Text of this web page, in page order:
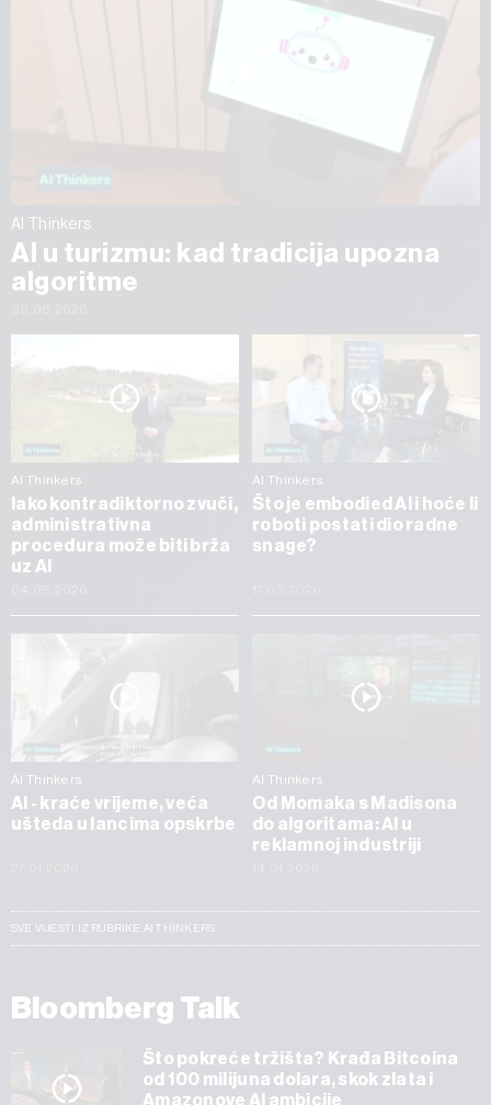
AI Thinkers
AI u turizmu: kad tradicija upozna
algoritme
AI Thinkers
Iako kontradiktorno zvuči,
administrativna
procedura može biti brža
uz AI
AI Thinkers
Što je embodied AI i hoće li
roboti postati dio radne
snage?
AI Thinkers
AI - kraće vrijeme, veća
ušteda u lancima opskrbe
AI Thinkers
Od Momaka s Madisona
do algoritama: AI u
reklamnoj industriji
SVE VIJESTI IZ RUBRIKE AI THINKERS
Bloomberg Talk
Što pokreće tržišta? Krađa Bitcoina
od 100 milijuna dolara, skok zlata i
Amazonove AI ambicije